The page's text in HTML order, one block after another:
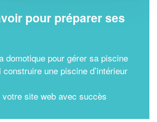
pour préparer ses
domotique pour gérer sa piscine
construire une piscine d’intérieur
votre site web avec succès